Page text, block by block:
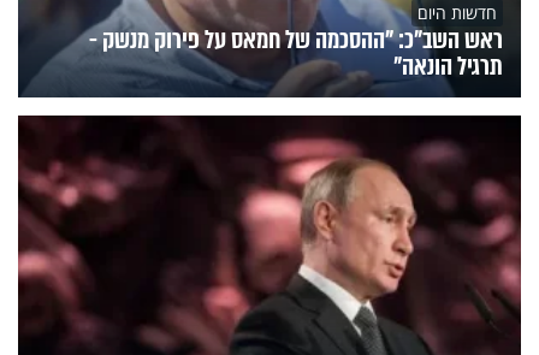
חדשות היום
ראש השב"כ: "ההסכמה של חמאס על פירוק מנשק -
תרגיל הונאה"